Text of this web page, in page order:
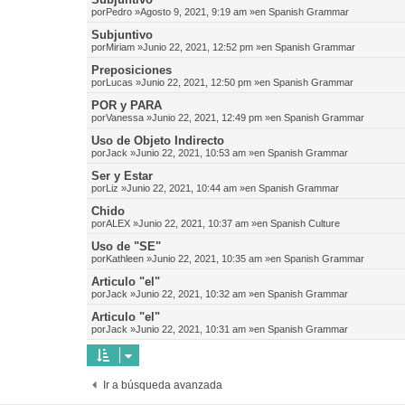
porPedro »Agosto 9, 2021, 9:19 am »en Spanish Grammar
Subjuntivo
porMiriam »Junio 22, 2021, 12:52 pm »en Spanish Grammar
Preposiciones
porLucas »Junio 22, 2021, 12:50 pm »en Spanish Grammar
POR y PARA
porVanessa »Junio 22, 2021, 12:49 pm »en Spanish Grammar
Uso de Objeto Indirecto
porJack »Junio 22, 2021, 10:53 am »en Spanish Grammar
Ser y Estar
porLiz »Junio 22, 2021, 10:44 am »en Spanish Grammar
Chido
porALEX »Junio 22, 2021, 10:37 am »en Spanish Culture
Uso de "SE"
porKathleen »Junio 22, 2021, 10:35 am »en Spanish Grammar
Articulo "el"
porJack »Junio 22, 2021, 10:32 am »en Spanish Grammar
Articulo "el"
porJack »Junio 22, 2021, 10:31 am »en Spanish Grammar
Ir a búsqueda avanzada